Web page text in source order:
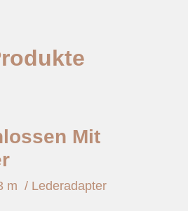
Mit
/ 3 m / Lederadapter